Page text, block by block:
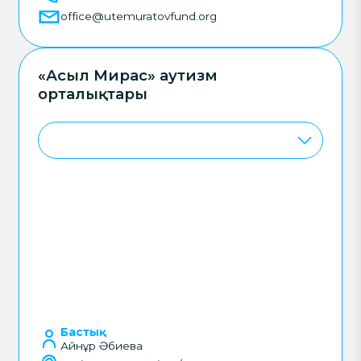
office@utemuratovfund.org
«Асыл Мирас» аутизм
орталықтары
Бастық
Айнұр Әбиева